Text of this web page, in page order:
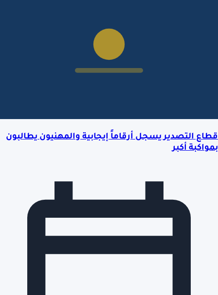
قطاع التصدير يسجل أرقاماً إيجابية والمهنيون يطالبون
بمواكبة أكبر